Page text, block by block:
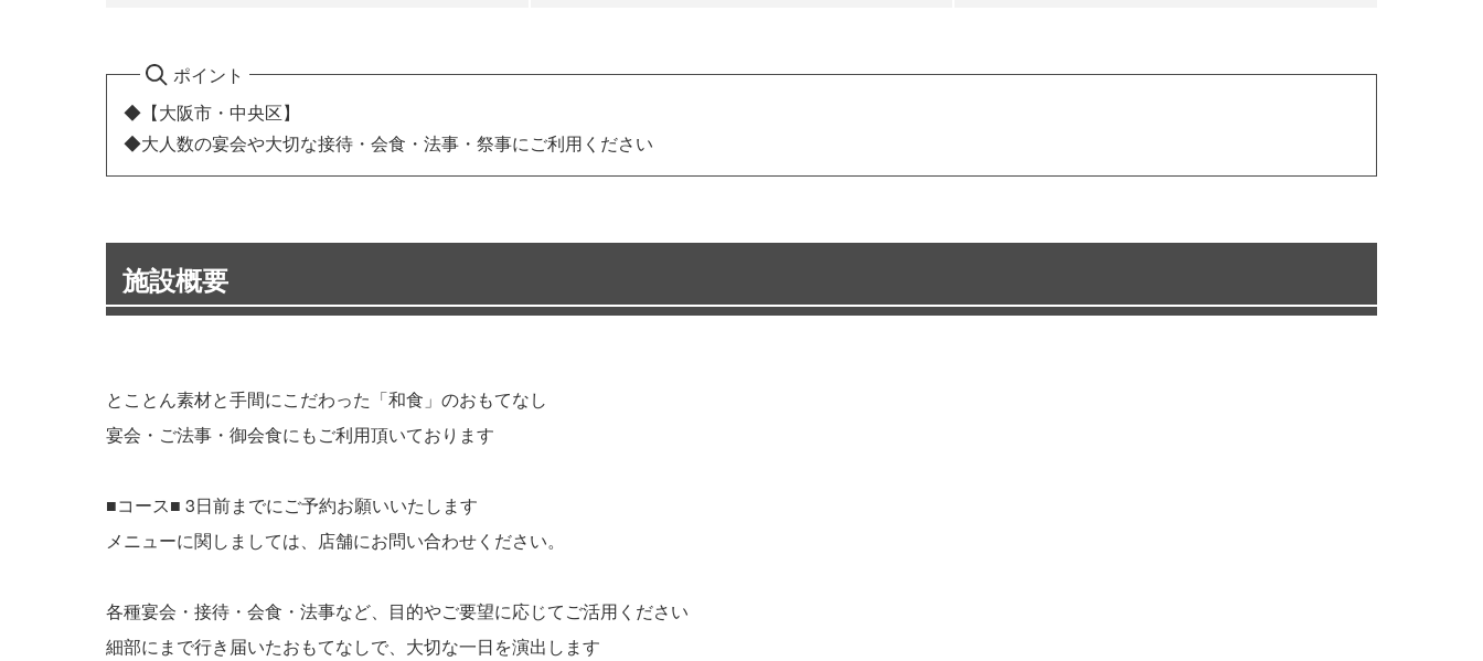
ポイント
◆【大阪市・中央区】
◆大人数の宴会や大切な接待・会食・法事・祭事にご利用ください
施設概要
とことん素材と手間にこだわった「和食」のおもてなし
宴会・ご法事・御会食にもご利用頂いております
■コース■ 3日前までにご予約お願いいたします
メニューに関しましては、店舗にお問い合わせください。
各種宴会・接待・会食・法事など、目的やご要望に応じてご活用ください
細部にまで行き届いたおもてなしで、大切な一日を演出します